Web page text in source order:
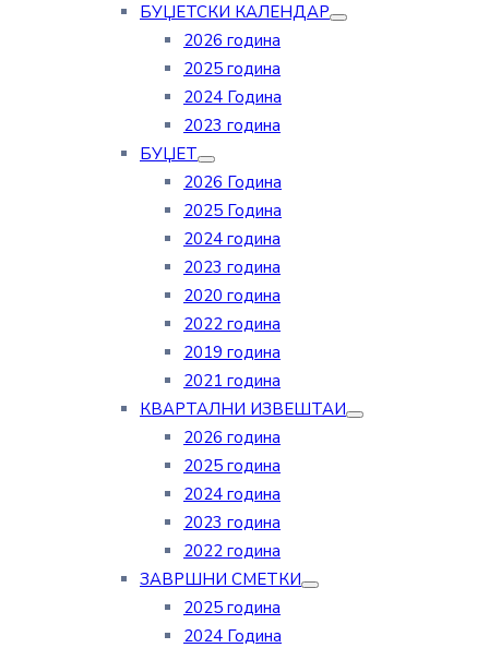
БУЏЕТСКИ КАЛЕНДАР
2026 година
2025 година
2024 Година
2023 година
БУЏЕТ
2026 Година
2025 Година
2024 година
2023 година
2020 година
2022 година
2019 година
2021 година
КВАРТАЛНИ ИЗВЕШТАИ
2026 година
2025 година
2024 година
2023 година
2022 година
ЗАВРШНИ СМЕТКИ
2025 година
2024 Година